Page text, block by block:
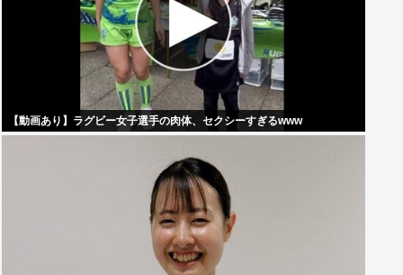
【動画あり】ラグビー女子選手の肉体、セクシーすぎるwww